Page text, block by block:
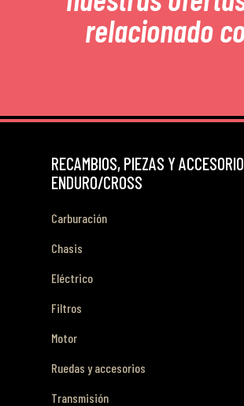
relacionado
RECAMBIOS, PIEZAS Y
ENDURO/CROSS
Carburación
Chasis
Eléctrico
Filtros
Motor
Ruedas y accesorios
Transmisión